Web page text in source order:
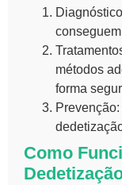
métodos
forma
Prevenção:
Como